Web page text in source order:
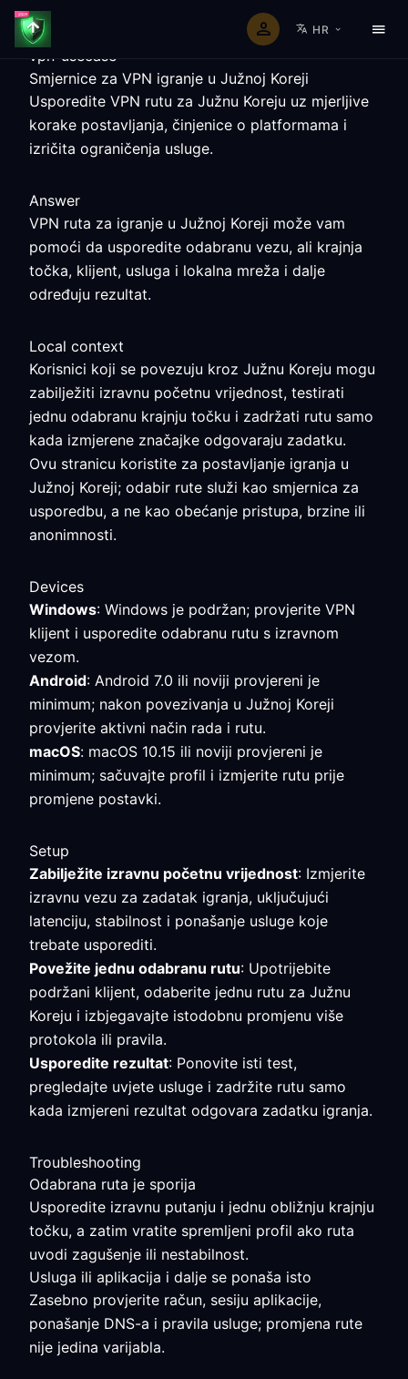
HR
vpn-usecase
Smjernice za VPN igranje u Južnoj Koreji
Usporedite VPN rutu za Južnu Koreju uz mjerljive
korake postavljanja, činjenice o platformama i
izričita ograničenja usluge.
Answer
VPN ruta za igranje u Južnoj Koreji može vam
pomoći da usporedite odabranu vezu, ali krajnja
točka, klijent, usluga i lokalna mreža i dalje
određuju rezultat.
Local context
Korisnici koji se povezuju kroz Južnu Koreju mogu
zabilježiti izravnu početnu vrijednost, testirati
jednu odabranu krajnju točku i zadržati rutu samo
kada izmjerene značajke odgovaraju zadatku.
Ovu stranicu koristite za postavljanje igranja u
Južnoj Koreji; odabir rute služi kao smjernica za
usporedbu, a ne kao obećanje pristupa, brzine ili
anonimnosti.
Devices
Windows: Windows je podržan; provjerite VPN
klijent i usporedite odabranu rutu s izravnom
vezom.
Android: Android 7.0 ili noviji provjereni je
minimum; nakon povezivanja u Južnoj Koreji
provjerite aktivni način rada i rutu.
macOS: macOS 10.15 ili noviji provjereni je
minimum; sačuvajte profil i izmjerite rutu prije
promjene postavki.
Setup
Zabilježite izravnu početnu vrijednost: Izmjerite
izravnu vezu za zadatak igranja, uključujući
latenciju, stabilnost i ponašanje usluge koje
trebate usporediti.
Povežite jednu odabranu rutu: Upotrijebite
podržani klijent, odaberite jednu rutu za Južnu
Koreju i izbjegavajte istodobnu promjenu više
protokola ili pravila.
Usporedite rezultat: Ponovite isti test,
pregledajte uvjete usluge i zadržite rutu samo
kada izmjereni rezultat odgovara zadatku igranja.
Troubleshooting
Odabrana ruta je sporija
Usporedite izravnu putanju i jednu obližnju krajnju
točku, a zatim vratite spremljeni profil ako ruta
uvodi zagušenje ili nestabilnost.
Usluga ili aplikacija i dalje se ponaša isto
Zasebno provjerite račun, sesiju aplikacije,
ponašanje DNS-a i pravila usluge; promjena rute
nije jedina varijabla.